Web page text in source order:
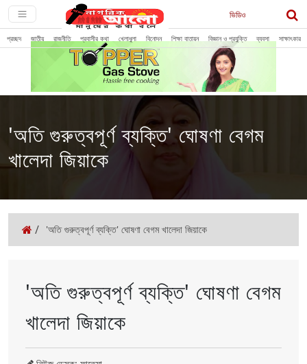
ভিডিও
প্রচ্ছদ জাতীয় রাজনীতি প্রবাসীর কথা খেলাধুলা বিনোদন শিক্ষা বাতায়ন বিজ্ঞান ও প্রযুক্তি ব্যবসা সাক্ষাৎকার
'অতি গুরুত্বপূর্ণ ব্যক্তি' ঘোষণা বেগম
খালেদা জিয়াকে
/ 'অতি গুরুত্বপূর্ণ ব্যক্তি' ঘোষণা বেগম খালেদা জিয়াকে
'অতি গুরুত্বপূর্ণ ব্যক্তি' ঘোষণা বেগম
খালেদা জিয়াকে